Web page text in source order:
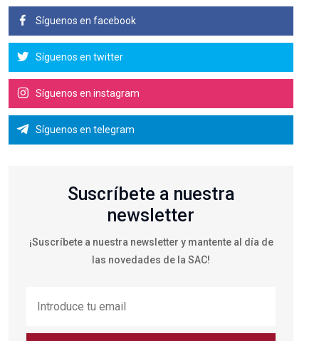
Síguenos en facebook
Síguenos en twitter
Síguenos en instagram
Síguenos en telegram
Suscríbete a nuestra
newsletter
¡Suscríbete a nuestra newsletter y mantente al día de
las novedades de la SAC!